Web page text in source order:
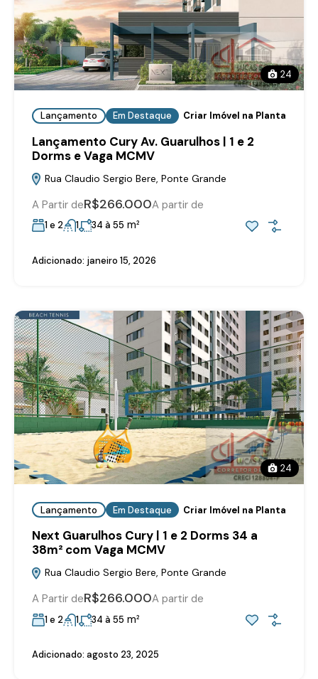
24
Lançamento Em Destaque Criar Imóvel na Planta
Lançamento Cury Av. Guarulhos | 1 e 2
Dorms e Vaga MCMV
Rua Claudio Sergio Bere, Ponte Grande
A Partir deR$266.000A partir de
1 e 2 1 34 à 55 m²
Adicionado: janeiro 15, 2026
24
Lançamento Em Destaque Criar Imóvel na Planta
Next Guarulhos Cury | 1 e 2 Dorms 34 a
38m² com Vaga MCMV
Rua Claudio Sergio Bere, Ponte Grande
A Partir deR$266.000A partir de
1 e 2 1 34 à 55 m²
Adicionado: agosto 23, 2025